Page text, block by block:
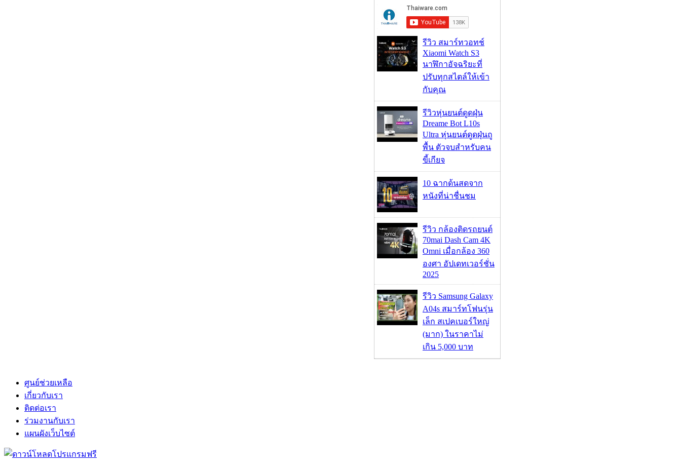
รีวิว สมาร์ทวอทช์
Xiaomi Watch S3
นาฬิกาอัจฉริยะที่
ปรับทุกสไตล์ให้เข้า
กับคุณ
รีวิวหุ่นยนต์ดูดฝุ่น
Dreame Bot L10s
Ultra หุ่นยนต์ดูดฝุ่นถู
พื้น ตัวจบสำหรับคน
ขี้เกียจ
10 ฉากด้นสดจาก
หนังที่น่าชื่นชม
รีวิว กล้องติดรถยนต์
70mai Dash Cam 4K
Omni เมื่อกล้อง 360
องศา อัปเดทเวอร์ชั่น
2025
รีวิว Samsung Galaxy
A04s สมาร์ทโฟนรุ่น
เล็ก สเปคเบอร์ใหญ่
(มาก) ในราคาไม่
เกิน 5,000 บาท
ศูนย์ช่วยเหลือ
เกี่ยวกับเรา
ติดต่อเรา
ร่วมงานกับเรา
แผนผังเว็บไซต์